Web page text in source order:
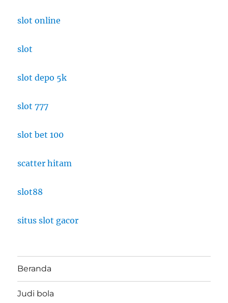
slot online
slot
slot depo 5k
slot 777
slot bet 100
scatter hitam
slot88
situs slot gacor
Beranda
Judi bola